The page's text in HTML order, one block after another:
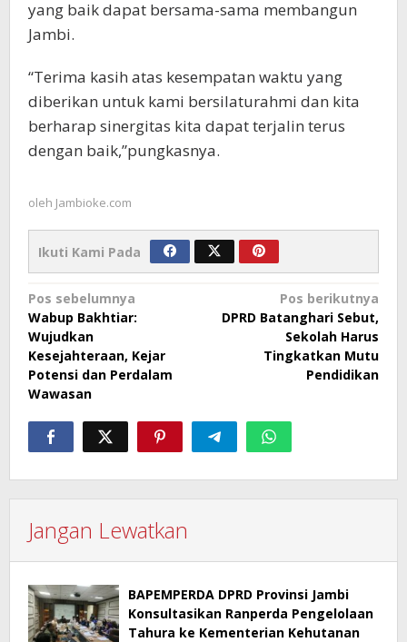
yang baik dapat bersama-sama membangun
Jambi.
“Terima kasih atas kesempatan waktu yang
diberikan untuk kami bersilaturahmi dan kita
berharap sinergitas kita dapat terjalin terus
dengan baik,”pungkasnya.
oleh Jambioke.com
Ikuti Kami Pada
Navigasi
pos
Pos sebelumnya
Wabup Bakhtiar:
Wujudkan
Kesejahteraan, Kejar
Potensi dan Perdalam
Wawasan
Pos berikutnya
DPRD Batanghari Sebut,
Sekolah Harus
Tingkatkan Mutu
Pendidikan
Jangan Lewatkan
BAPEMPERDA DPRD Provinsi Jambi
Konsultasikan Ranperda Pengelolaan
Tahura ke Kementerian Kehutanan